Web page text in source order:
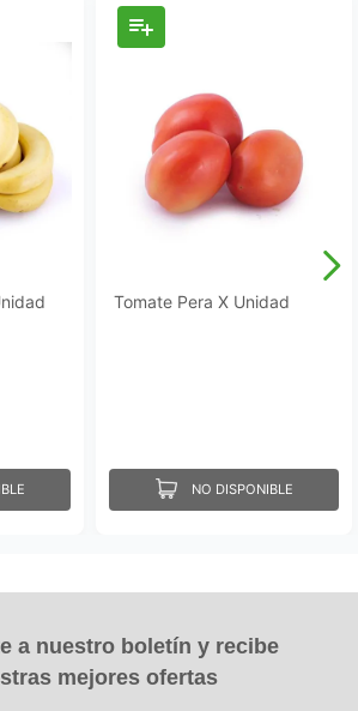
Tomate Pera X Unidad
NO DISPONIBLE
a nuestro boletín y recibe
mejores ofertas